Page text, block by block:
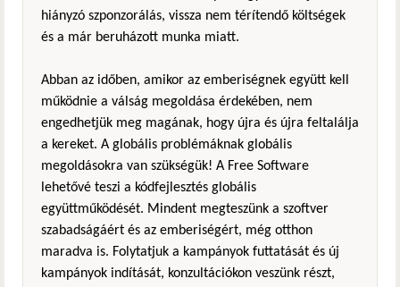
hiányzó szponzorálás, vissza nem térítendő költségek
és a már beruházott munka miatt.
Abban az időben, amikor az emberiségnek együtt kell
működnie a válság megoldása érdekében, nem
engedhetjük meg magának, hogy újra és újra feltalálja
a kereket. A globális problémáknak globális
megoldásokra van szükségük! A Free Software
lehetővé teszi a kódfejlesztés globális
együttműködését. Mindent megteszünk a szoftver
szabadságáért és az emberiségért, még otthon
maradva is. Folytatjuk a kampányok futtatását és új
kampányok indítását, konzultációkon veszünk részt,